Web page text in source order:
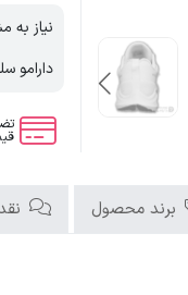
نیاز به
دارامو
برند محصول